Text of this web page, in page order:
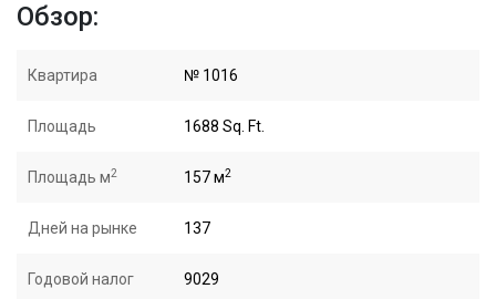
Обзор:
Квартира № 1016
Площадь 1688 Sq. Ft.
Площадь м2 157 м2
Дней на рынке 137
Годовой налог 9029